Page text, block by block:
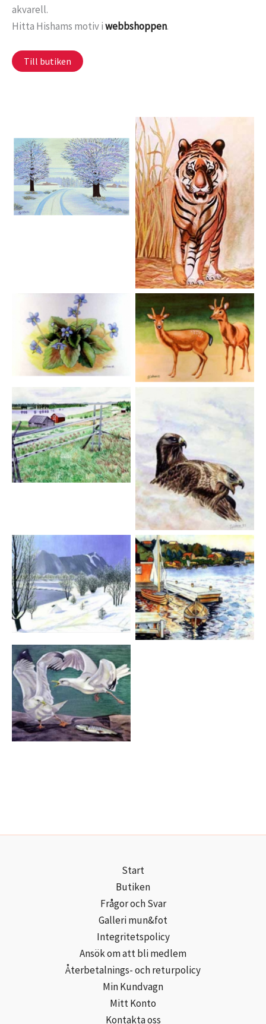
akvarell.
Hitta Hishams motiv iwebbshoppen.
Till butiken
Start
Butiken
Frågor och Svar
Galleri mun&fot
Integritetspolicy
Ansök om att bli medlem
Återbetalnings- och returpolicy
Min Kundvagn
Mitt Konto
Kontakta oss